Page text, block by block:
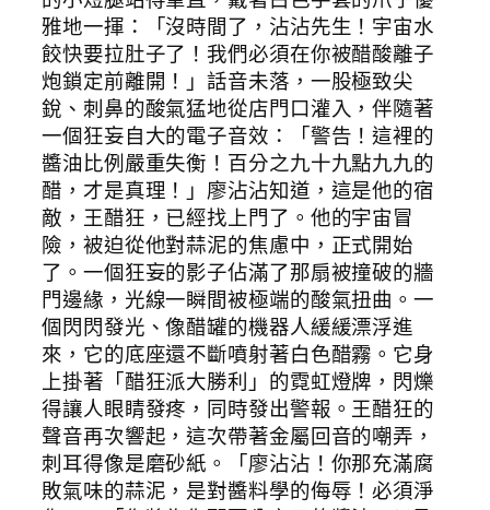
雅地一揮：「沒時間了，沾沾先生！宇宙水
餃快要拉肚子了！我們必須在你被醋酸離子
炮鎖定前離開！」話音未落，一股極致尖
銳、刺鼻的酸氣猛地從店門口灌入，伴隨著
一個狂妄自大的電子音效：「警告！這裡的
醬油比例嚴重失衡！百分之九十九點九九的
醋，才是真理！」廖沾沾知道，這是他的宿
敵，王醋狂，已經找上門了。他的宇宙冒
險，被迫從他對蒜泥的焦慮中，正式開始
了。一個狂妄的影子佔滿了那扇被撞破的牆
門邊緣，光線一瞬間被極端的酸氣扭曲。一
個閃閃發光、像醋罐的機器人緩緩漂浮進
來，它的底座還不斷噴射著白色醋霧。它身
上掛著「醋狂派大勝利」的霓虹燈牌，閃爍
得讓人眼睛發疼，同時發出警報。王醋狂的
聲音再次響起，這次帶著金屬回音的嘲弄，
刺耳得像是磨砂紙。「廖沾沾！你那充滿腐
敗氣味的蒜泥，是對醬料學的侮辱！必須淨